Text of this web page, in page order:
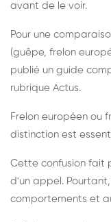
avant de le voir.
Pour une
(guêpe, frelon
publié un guide
rubrique Actus.
Frelon européen ou
distinction est
Cette confusion fait
d'un appel.
comportements et